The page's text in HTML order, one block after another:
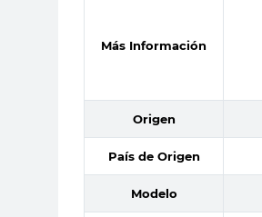
Más Información
Origen
País de Origen
Modelo